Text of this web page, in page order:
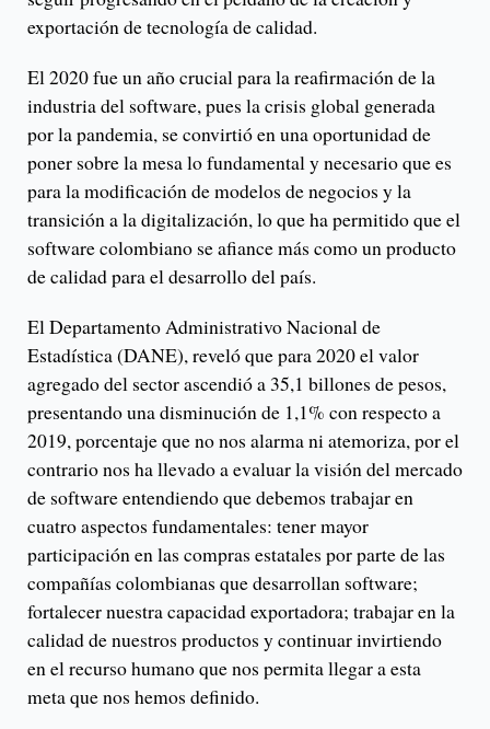
exportación de tecnología de calidad.
El 2020 fue un año crucial para la reafirmación de la
industria del software, pues la crisis global generada
por la pandemia, se convirtió en una oportunidad de
poner sobre la mesa lo fundamental y necesario que es
para la modificación de modelos de negocios y la
transición a la digitalización, lo que ha permitido que el
software colombiano se afiance más como un producto
de calidad para el desarrollo del país.
El Departamento Administrativo Nacional de
Estadística (DANE), reveló que para 2020 el valor
agregado del sector ascendió a 35,1 billones de pesos,
presentando una disminución de 1,1% con respecto a
2019, porcentaje que no nos alarma ni atemoriza, por el
contrario nos ha llevado a evaluar la visión del mercado
de software entendiendo que debemos trabajar en
cuatro aspectos fundamentales: tener mayor
participación en las compras estatales por parte de las
compañías colombianas que desarrollan software;
fortalecer nuestra capacidad exportadora; trabajar en la
calidad de nuestros productos y continuar invirtiendo
en el recurso humano que nos permita llegar a esta
meta que nos hemos definido.